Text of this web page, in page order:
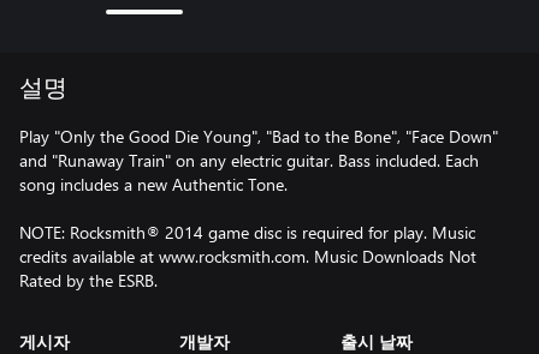
설명
Play "Only the Good Die Young", "Bad to the Bone", "Face Down"
and "Runaway Train" on any electric guitar. Bass included. Each
song includes a new Authentic Tone.
NOTE: Rocksmith® 2014 game disc is required for play. Music
credits available at www.rocksmith.com. Music Downloads Not
Rated by the ESRB.
게시자 개발자 출시 날짜